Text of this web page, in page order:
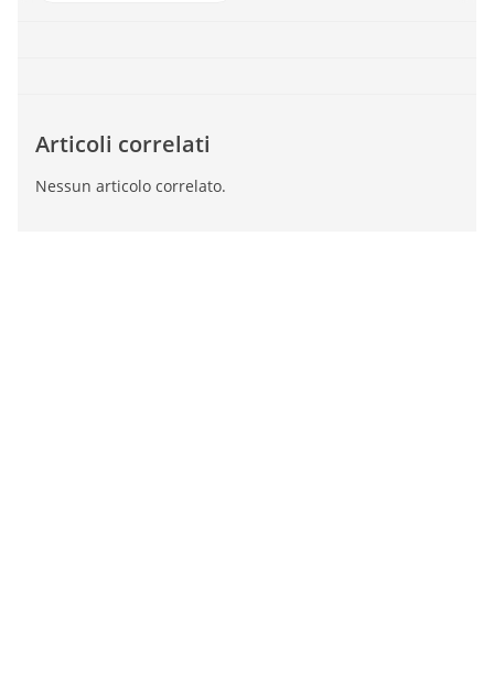
Articoli correlati
Nessun articolo correlato.